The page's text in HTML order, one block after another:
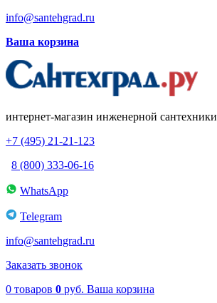
info@santehgrad.ru
Ваша корзина
интернет-магазин инженерной сантехники
+7 (495) 21-21-123
8 (800) 333-06-16
WhatsApp
Telegram
info@santehgrad.ru
Заказать звонок
0 товаров 0 руб. Ваша корзина